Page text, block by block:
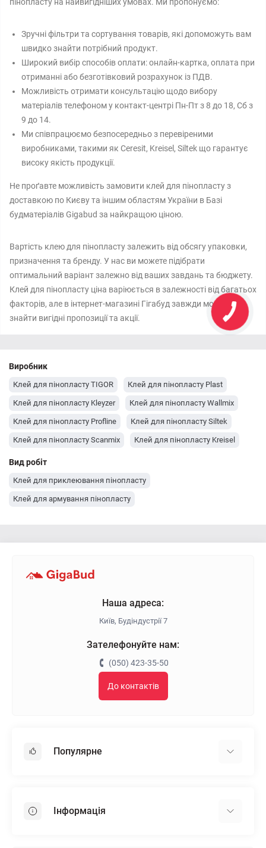
Зручні фільтри та сортування товарів, які допоможуть вам
швидко знайти потрібний продукт.
Широкий вибір способів оплати: онлайн-картка, оплата при
отриманні або безготівковий розрахунок із ПДВ.
Можливість отримати консультацію щодо вибору
матеріалів телефоном у контакт-центрі Пн-Пт з 8 до 18, Сб з
9 до 14.
Ми співпрацюємо безпосередньо з перевіреними
виробниками, такими як Ceresit, Kreisel, Siltek що гарантує
високу якість продукції.
Не проґавте можливість замовити клей для пінопласту з
доставкою по Києву та іншим областям України в Базі
будматеріалів Gigabud за найкращою ціною.
Вартість клею для пінопласту залежить від обсягу упаковки,
призначення та бренду. У нас ви можете підібрати
оптимальний варіант залежно від ваших завдань та бюджету.
Клей для пінопласту ціна варіюється в залежності від багатьох
факторів, але в інтернет-магазині Гігабуд завжди можна
знайти вигідні пропозиції та акції.
Виробник
Клей для пінопласту TIGOR Клей для пінопласту Plast
Клей для пінопласту Kleyzer Клей для пінопласту Wallmix
Клей для пінопласту Profline Клей для пінопласту Siltek
Клей для пінопласту Scanmix Клей для пінопласту Kreisel
Клей для пінопласту Столит
Клей для пінопласту Ceresit Клей для пінопласту Baumit
Клей для пінопласту Anserglob
Вид робіт
Клей для приклеювання пінопласту
Клей для армування пінопласту
Наша адреса:
Київ, Будіндустрії 7
Зателефонуйте нам:
(050) 423-35-50
До контактів
Популярне
Пінопласт
Інформація